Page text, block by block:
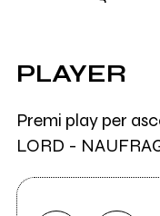
PLAYER
Premi play per
LORD -